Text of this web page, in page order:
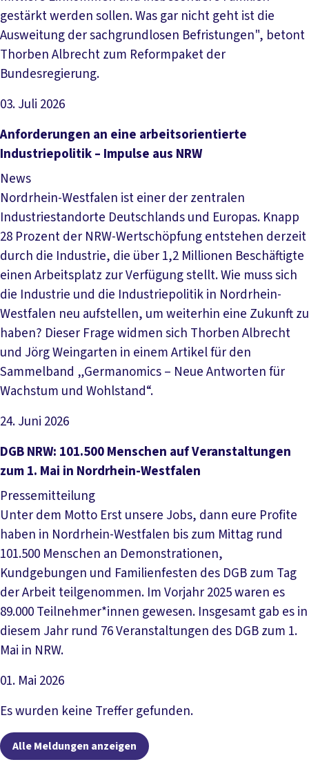
gestärkt werden sollen. Was gar nicht geht ist die
Ausweitung der sachgrundlosen Befristungen", betont
Thorben Albrecht zum Reformpaket der
Bundesregierung.
03. Juli 2026
Artikel lesen
Anforderungen an eine arbeitsorientierte
Industriepolitik – Impulse aus NRW
News
Nordrhein-Westfalen ist einer der zentralen
Industriestandorte Deutschlands und Europas. Knapp
28 Prozent der NRW-Wertschöpfung entstehen derzeit
durch die Industrie, die über 1,2 Millionen Beschäftigte
einen Arbeitsplatz zur Verfügung stellt. Wie muss sich
die Industrie und die Industriepolitik in Nordrhein-
Westfalen neu aufstellen, um weiterhin eine Zukunft zu
haben? Dieser Frage widmen sich Thorben Albrecht
und Jörg Weingarten in einem Artikel für den
Sammelband „Germanomics – Neue Antworten für
Wachstum und Wohlstand“.
24. Juni 2026
Artikel lesen
DGB NRW: 101.500 Menschen auf Veranstaltungen
zum 1. Mai in Nordrhein-Westfalen
Pressemitteilung
Unter dem Motto Erst unsere Jobs, dann eure Profite
haben in Nordrhein-Westfalen bis zum Mittag rund
101.500 Menschen an Demonstrationen,
Kundgebungen und Familienfesten des DGB zum Tag
der Arbeit teilgenommen. Im Vorjahr 2025 waren es
89.000 Teilnehmer*innen gewesen. Insgesamt gab es in
diesem Jahr rund 76 Veranstaltungen des DGB zum 1.
Mai in NRW.
01. Mai 2026
Artikel lesen
Es wurden keine Treffer gefunden.
Alle Meldungen anzeigen